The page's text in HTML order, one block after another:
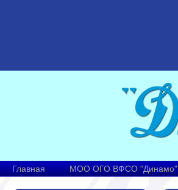
Главная МОО ОГО ВФСО "Динамо"